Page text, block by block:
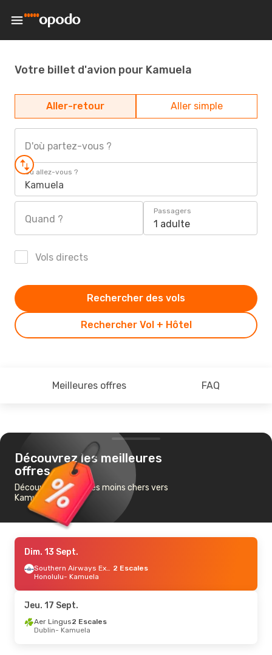
Votre billet d'avion pour Kamuela
Aller-retour Aller simple
D'où partez-vous ?
Où allez-vous ?
Kamuela
Quand ?
Passagers
1 adulte
Vols directs
Rechercher Vol + Hôtel
Rechercher des vols
Meilleures offres FAQ
Découvrez les meilleures
offres
Découvrez les vols les moins chers vers
Kamuela
Dim. 13 Sept.
Southern Airways Express 2 Escales
Honolulu- Kamuela
Jeu. 17 Sept.
Aer Lingus2 Escales
Dublin- Kamuela